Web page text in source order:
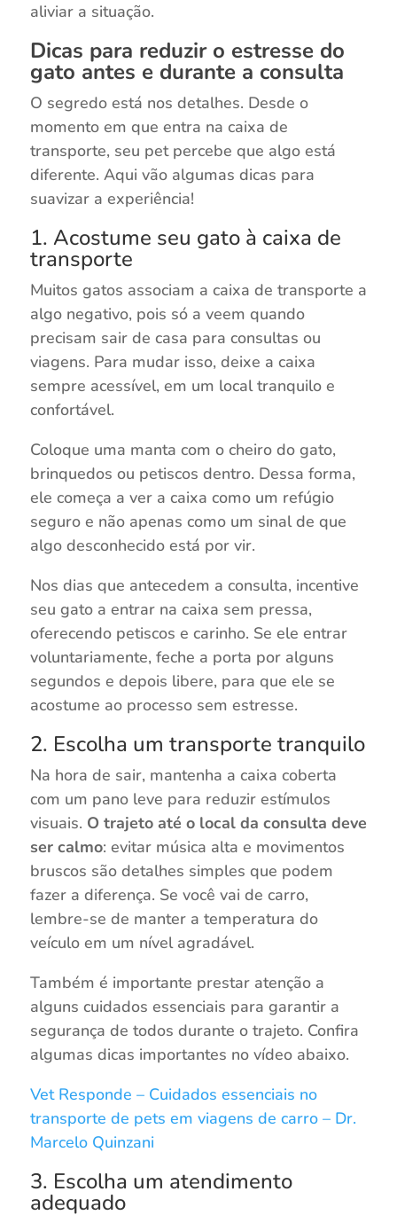
aliviar a situação.
Dicas para reduzir o estresse do
gato antes e durante a consulta
O segredo está nos detalhes. Desde o
momento em que entra na caixa de
transporte, seu pet percebe que algo está
diferente. Aqui vão algumas dicas para
suavizar a experiência!
1. Acostume seu gato à caixa de
transporte
Muitos gatos associam a caixa de transporte a
algo negativo, pois só a veem quando
precisam sair de casa para consultas ou
viagens. Para mudar isso, deixe a caixa
sempre acessível, em um local tranquilo e
confortável.
Coloque uma manta com o cheiro do gato,
brinquedos ou petiscos dentro. Dessa forma,
ele começa a ver a caixa como um refúgio
seguro e não apenas como um sinal de que
algo desconhecido está por vir.
Nos dias que antecedem a consulta, incentive
seu gato a entrar na caixa sem pressa,
oferecendo petiscos e carinho. Se ele entrar
voluntariamente, feche a porta por alguns
segundos e depois libere, para que ele se
acostume ao processo sem estresse.
2. Escolha um transporte tranquilo
Na hora de sair, mantenha a caixa coberta
com um pano leve para reduzir estímulos
visuais. O trajeto até o local da consulta deve
ser calmo: evitar música alta e movimentos
bruscos são detalhes simples que podem
fazer a diferença. Se você vai de carro,
lembre-se de manter a temperatura do
veículo em um nível agradável.
Também é importante prestar atenção a
alguns cuidados essenciais para garantir a
segurança de todos durante o trajeto. Confira
algumas dicas importantes no vídeo abaixo.
Vet Responde – Cuidados essenciais no
transporte de pets em viagens de carro – Dr.
Marcelo Quinzani
3. Escolha um atendimento
adequado